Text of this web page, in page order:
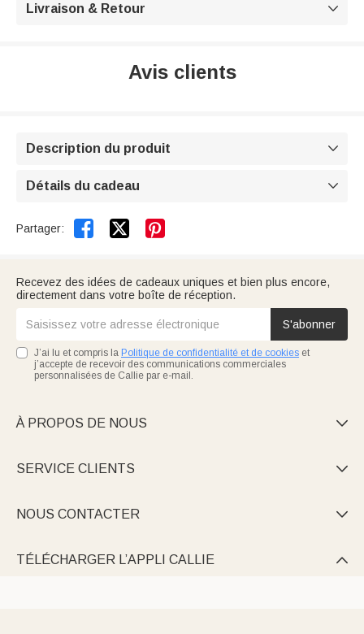
Livraison & Retour 
Avis clients
Description du produit 
Détails du cadeau 
Partager:  
Recevez des idées de cadeaux uniques et bien plus encore,
directement dans votre boîte de réception.
S'abonner
J’ai lu et compris la Politique de confidentialité et de cookies et
j’accepte de recevoir des communications commerciales
personnalisées de Callie par e-mail.
À PROPOS DE NOUS 
SERVICE CLIENTS 
NOUS CONTACTER 
TÉLÉCHARGER L’APPLI CALLIE 